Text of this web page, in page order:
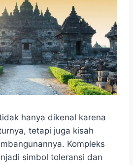
hanya dikenal karena
tetapi juga kisah
Kompleks
simbol toleransi dan